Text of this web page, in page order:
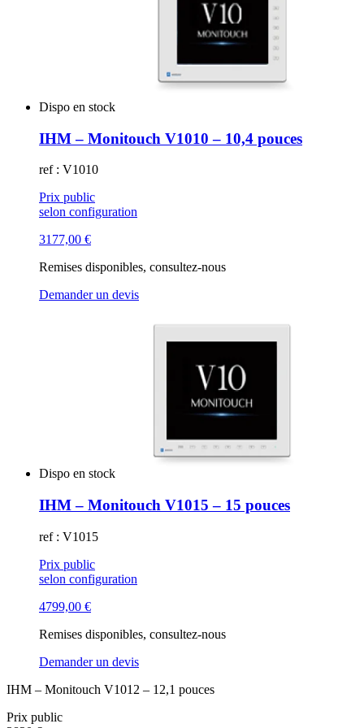
Dispo en stock
IHM – Monitouch V1010 – 10,4 pouces
ref : V1010
Prix public
selon configuration
3177,00 €
Remises disponibles, consultez-nous
Demander un devis
Dispo en stock
IHM – Monitouch V1015 – 15 pouces
ref : V1015
Prix public
selon configuration
4799,00 €
Remises disponibles, consultez-nous
Demander un devis
IHM – Monitouch V1012 – 12,1 pouces
Prix public